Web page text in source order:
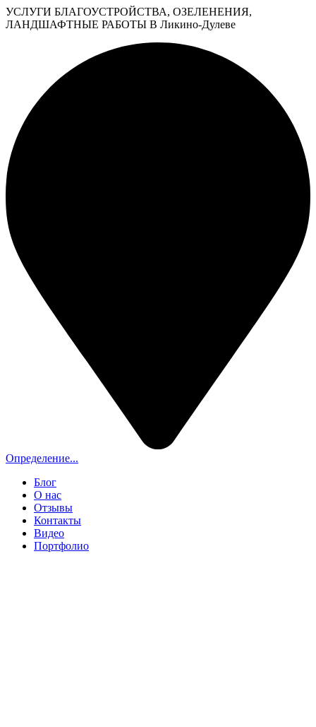
УСЛУГИ БЛАГОУСТРОЙСТВА, ОЗЕЛЕНЕНИЯ,
ЛАНДШАФТНЫЕ РАБОТЫ В Ликино-Дулеве
Определение...
Блог
О нас
Отзывы
Контакты
Видео
Портфолио